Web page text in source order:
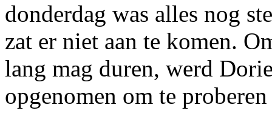
donderdag was alles nog
zat er niet aan te komen.
lang mag duren, werd
opgenomen om te